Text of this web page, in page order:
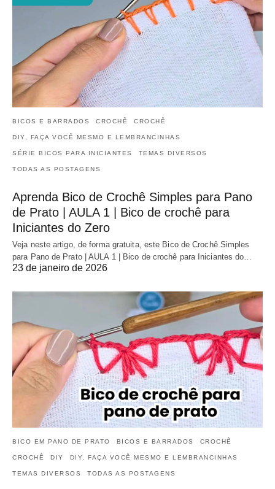
BICOS E BARRADOS CROCHÊ CROCHÊ
DIY, FAÇA VOCÊ MESMO E LEMBRANCINHAS
SÉRIE BICOS PARA INICIANTES TEMAS DIVERSOS
TODAS AS POSTAGENS
Aprenda Bico de Crochê Simples para Pano
de Prato | AULA 1 | Bico de crochê para
Iniciantes do Zero
Veja neste artigo, de forma gratuita, este Bico de Crochê Simples
para Pano de Prato | AULA 1 | Bico de crochê para Iniciantes do…
23 de janeiro de 2026
BICO EM PANO DE PRATO BICOS E BARRADOS CROCHÊ
CROCHÊ DIY DIY, FAÇA VOCÊ MESMO E LEMBRANCINHAS
TEMAS DIVERSOS TODAS AS POSTAGENS